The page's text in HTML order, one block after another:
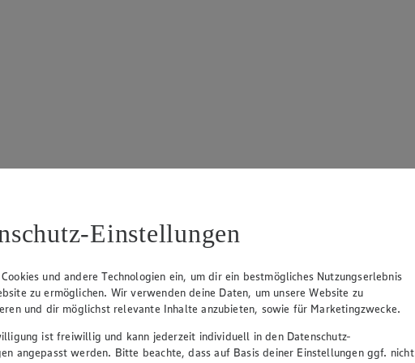
5 Sternen. Anzahl der Bewertungen: 13.
Einstellungen
und andere Technologien ein, um dir ein bestmögliches Nutzungserlebnis
zu ermöglichen. Wir verwenden deine Daten, um unsere Website zu
und dir möglichst relevante Inhalte anzubieten, sowie für Marketingzwecke.
ist freiwillig und kann jederzeit individuell in den Datenschutz-
angepasst werden. Bitte beachte, dass auf Basis deiner Einstellungen ggf. nicht